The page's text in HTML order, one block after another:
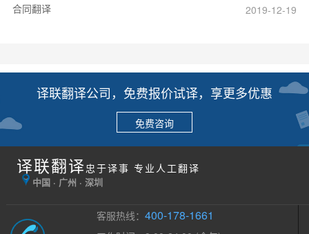
合同翻译
2019-12-19
译联翻译公司，免费报价试译，享更多优惠
免费咨询
译联翻译 忠于译事 专业人工翻译
中国 · 广州 · 深圳
客服热线：400-178-1661